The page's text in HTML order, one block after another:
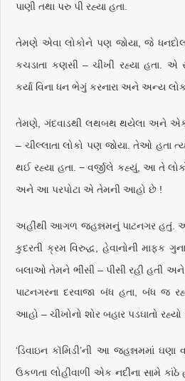
પાણી તથા પરુ પી રહ્યા હતા.
તેમણે એવા લોકોને પણ જોયા, જે
કચડાતા કણસી – ચીખી રહ્યા હતા. એ
કર્યા વિના ધન ભેગું કરનારા અને અન્ય
તેમણે, ગંદવાડથી લથબથ થયેલા અને
– ચીલ્લાતા લોકો પણ જોયા. તેઓ હતા
થઈ રહ્યા હતા. − વર્જીલે કહ્યું, આ તે
અને આ પરપોટા એ તેમની આહો છે !
અહીંથી આગળ જહન્નમનું પાટનગર હતું.
કુદરતી ક્રમ વિરુદ્ધ, હેવાનોની માફક
બલાઓ તેમને ભીંસી – પીસી રહી હતી
પાટનગરના દરવાજા બંધ હતા, બંધ જ
આહો – ચીખોનો શોર બહાર પડઘાતો રહ્યો
‘ડિવાઇન કૉમિડી’ની આ જહન્નમમાં
ઉકળતા લોહીવાળી એક નદીના સામે